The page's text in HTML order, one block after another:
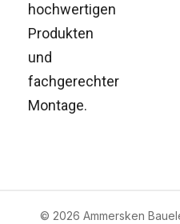
hochwertigen
Produkten
und
fachgerechter
Montage.
© 2026 Ammersken